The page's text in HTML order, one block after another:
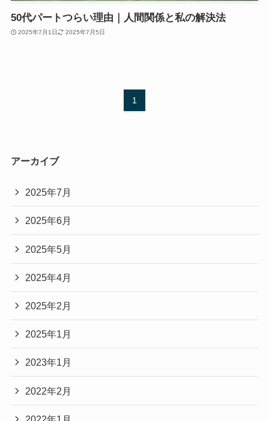
50代パートつらい理由｜人間関係と私の解決法
2025年7月1日 2025年7月5日
1
アーカイブ
2025年7月
2025年6月
2025年5月
2025年4月
2025年2月
2025年1月
2023年1月
2022年2月